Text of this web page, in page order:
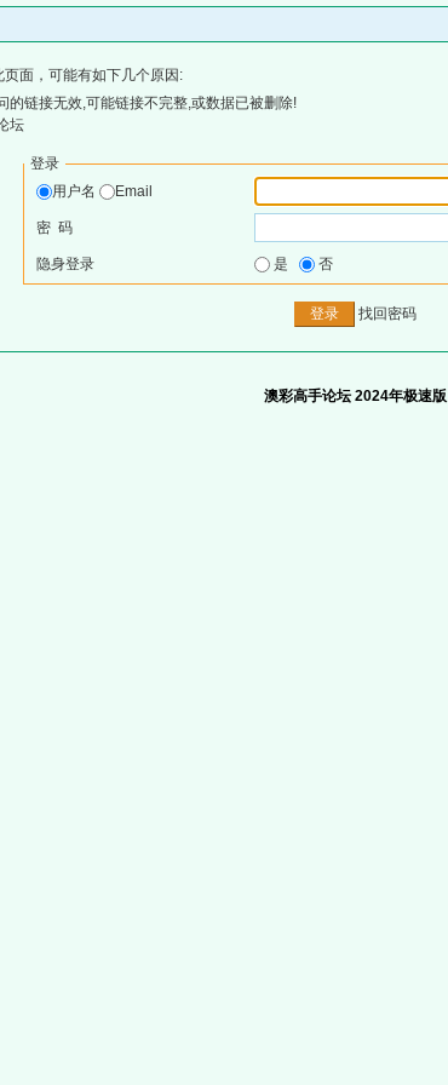
面，可能有如下几个原因:
的链接无效,可能链接不完整,或数据已被删除!
坛
登录
用户名
Email
密 码
隐身登录 是 否
找回密码
澳彩高手论坛 2024年极速版